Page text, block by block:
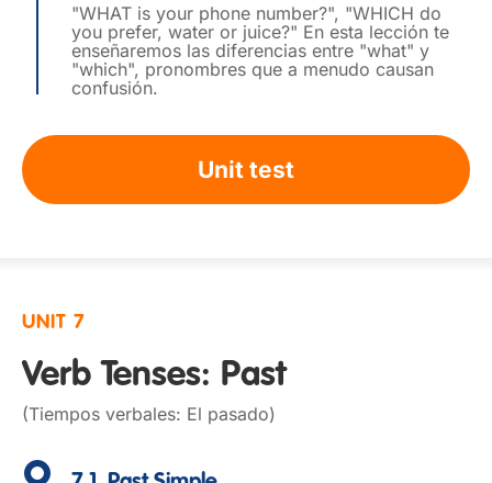
"WHAT is your phone number?", "WHICH do
you prefer, water or juice?" En esta lección te
enseñaremos las diferencias entre "what" y
"which", pronombres que a menudo causan
confusión.
Unit test
UNIT 7
Verb Tenses: Past
(Tiempos verbales: El pasado)